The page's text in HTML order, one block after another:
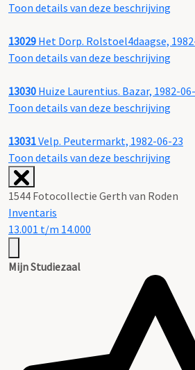
Toon details van deze beschrijving
13029 Het Dorp. Rolstoel4daagse,
Toon details van deze beschrijving
13030 Huize Laurentius. Bazar, 1982-
Toon details van deze beschrijving
13031Velp. Peutermarkt, 1982-06-23
Toon details van deze beschrijving
1544 Fotocollectie Gerth van Roden
Inventaris
13.001 t/m 14.000
Mijn Studiezaal